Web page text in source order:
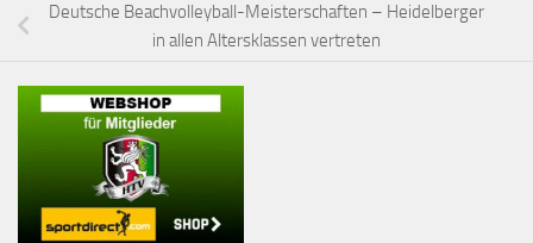
Deutsche Beachvolleyball-Meisterschaften – Heidelberger
in allen Altersklassen vertreten